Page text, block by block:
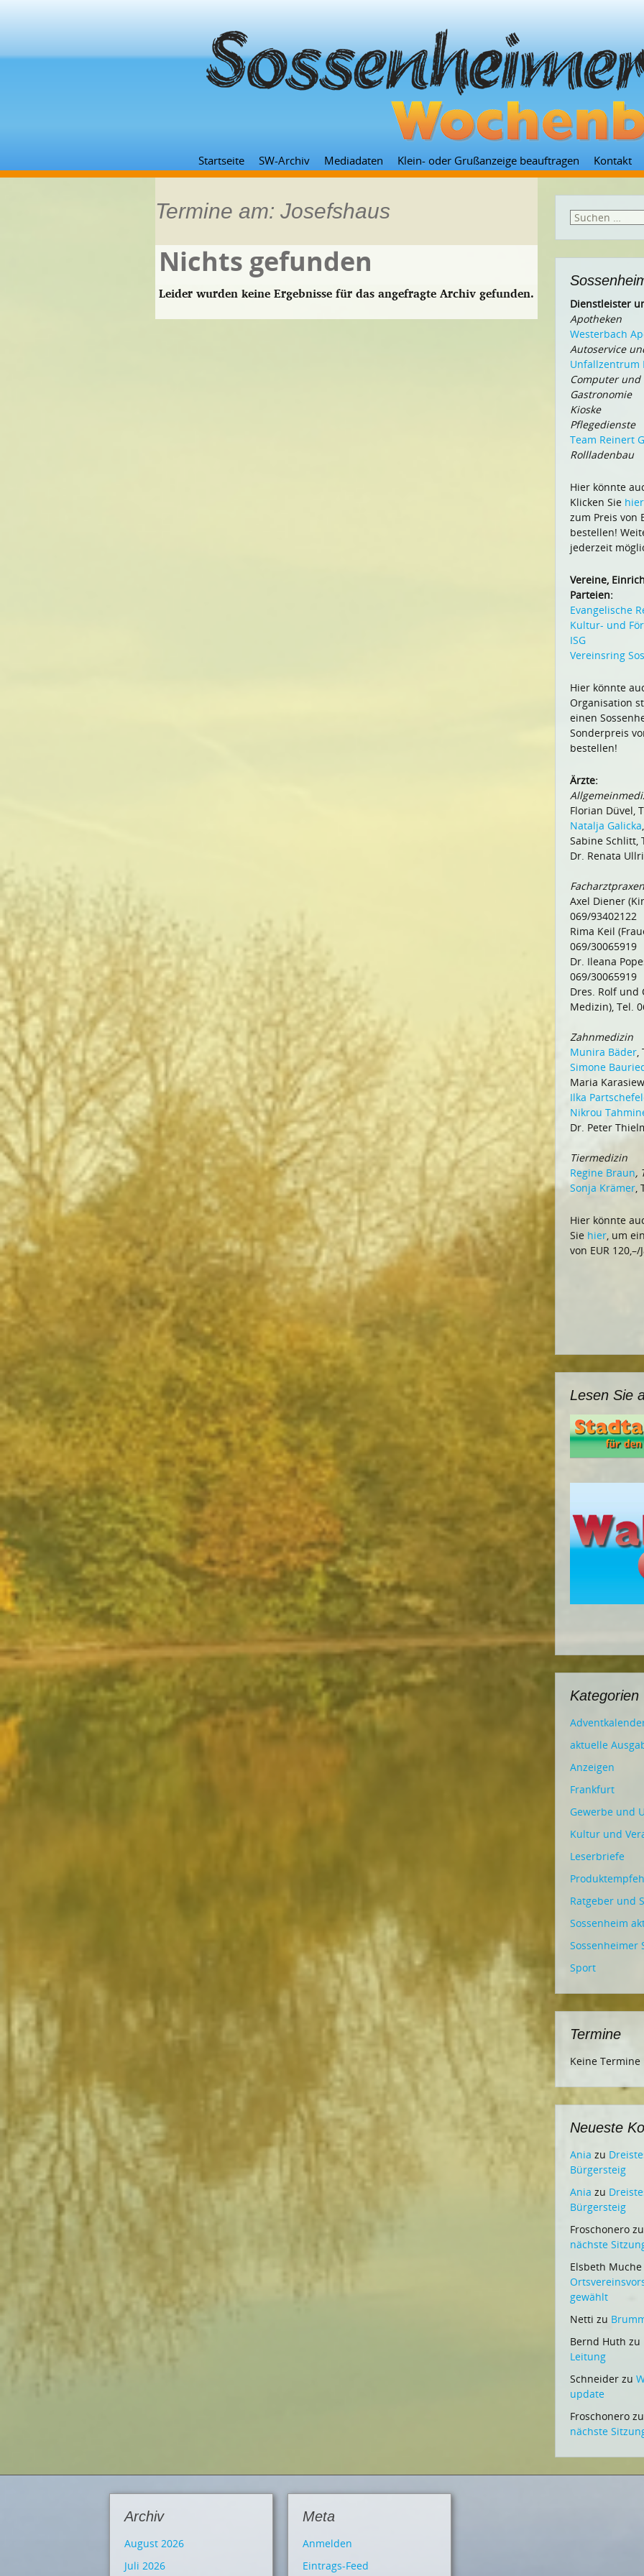
Zum
Inhalt
Startseite SW-Archiv Mediadaten Klein- oder Grußanzeige beauftragen Kontakt
Termine am: Josefshaus
Nichts gefunden
Leider wurden keine Ergebnisse für das angefragte Archiv gefunden.
Suchen
Dienstleister
Apotheken
Westerbach
Autoservice
Unfallzentrum
Computer und
Gastronomie
Kioske
Pflegedienste
Team Reinert
Rollladenbau
Hier könnte
Klicken Sie hier
zum Preis von
bestellen!
jederzeit
Vereine,
Parteien:
Evangelische
Kultur- und
ISG
Vereinsring
Hier könnte
Organisation
einen
Sonderpreis
bestellen!
Ärzte:
Florian Düvel,
Natalja Galicka
Sabine Schlitt,
Dr. Renata
Facharztpraxen
Axel Diener
069/93402122
Rima Keil
069/30065919
Dr. Ileana
069/30065919
Dres. Rolf und
Medizin), Tel.
Zahnmedizin
Munira Bäder,
Simone
Maria
Ilka
Nikrou
Dr. Peter
Tiermedizin
Regine Braun,
Sonja Krämer,
Hier könnte
Sie hier, um
von EUR
Lesen Sie
Kategorien
aktuelle
Anzeigen
Frankfurt
Gewerbe und
Kultur und
Leserbriefe
Ratgeber und
Sossenheim
Sossenheimer
Sport
Termine
Keine Termine
Neueste
Ania zu
Bürgersteig
Ania zu
Bürgersteig
Froschonero
nächste
Elsbeth Muche
gewählt
Netti zu
Bernd Huth zu
Leitung
Schneider zu
update
Froschonero
nächste
Archiv
August 2026
Juli 2026
Meta
Anmelden
Eintrags-Feed